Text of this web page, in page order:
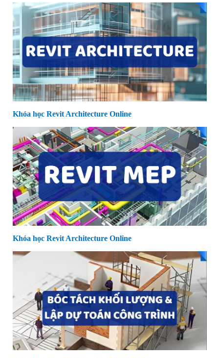
Khóa học Revit Architecture Online
Khóa học Revit Architecture Online